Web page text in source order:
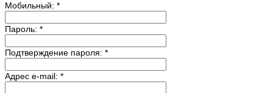
Мобильный: *
Пароль: *
Подтверждение пароля: *
Адрес e-mail: *